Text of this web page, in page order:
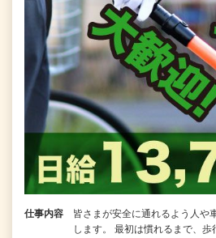
仕事内容
皆さまが安全に通れるよう人や
します。 最初は慣れるまで、